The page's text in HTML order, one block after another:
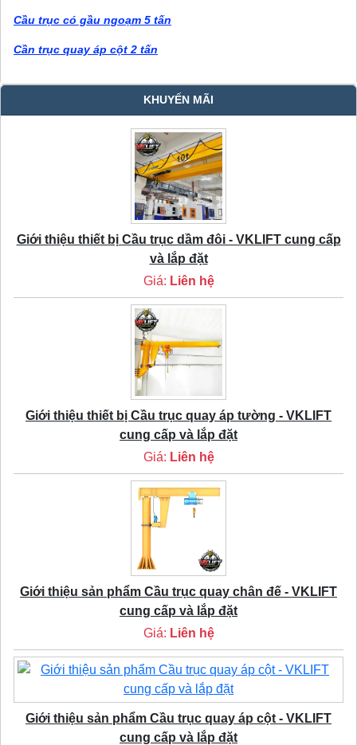
Cầu trục có gầu ngoạm 5 tấn
Cần trục quay áp cột 2 tấn
KHUYẾN MÃI
Giới thiệu thiết bị Cầu trục dầm đôi - VKLIFT cung cấp
và lắp đặt
Giá: Liên hệ
Giới thiệu thiết bị Cầu trục quay áp tường - VKLIFT
cung cấp và lắp đặt
Giá: Liên hệ
Giới thiệu sản phẩm Cầu trục quay chân đế - VKLIFT
cung cấp và lắp đặt
Giá: Liên hệ
Giới thiệu sản phẩm Cầu trục quay áp cột - VKLIFT
cung cấp và lắp đặt